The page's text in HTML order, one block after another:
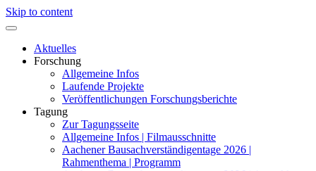
Skip to content
Aktuelles
Forschung
Allgemeine Infos
Laufende Projekte
Veröffentlichungen Forschungsberichte
Tagung
Zur Tagungsseite
Allgemeine Infos | Filmausschnitte
Aachener Bausachverständigentage 2026 |
Rahmenthema | Programm